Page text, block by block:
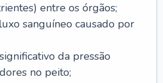
entre os órgãos;
sanguíneo causado por
da pressão
no peito;